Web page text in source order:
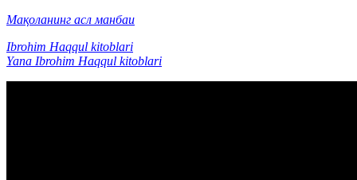
Мақоланинг асл манбаи
Ibrohim Haqqul kitoblari
Yana Ibrohim Haqqul kitoblari